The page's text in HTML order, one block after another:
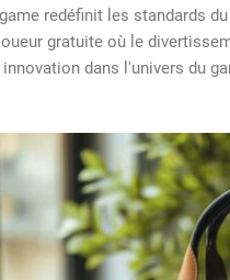
redéfinit les standards
gratuite où le
innovation dans l'univers du